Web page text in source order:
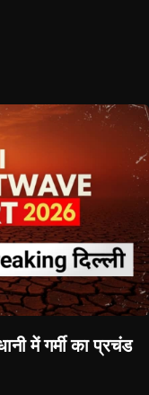
में गर्मी का प्रचंड